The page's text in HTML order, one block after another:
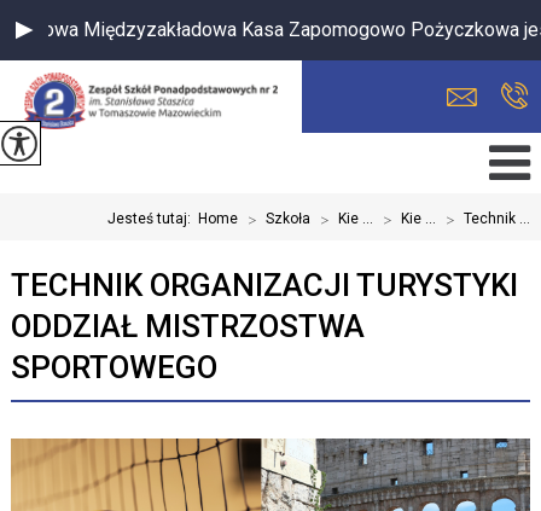
Międzyzakładowa Kasa Zapomogowo Pożyczkowa jest
Jesteś tutaj: Home > Szkoła > Kie ... > Kie ... > Technik ...
TECHNIK ORGANIZACJI TURYSTYKI
ODDZIAŁ MISTRZOSTWA
SPORTOWEGO